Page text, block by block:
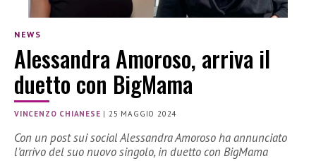
NEWS
Alessandra Amoroso, arriva il
duetto con BigMama
VINCENZO CHIANESE |25 MAGGIO 2024
Con un post sui social Alessandra Amoroso ha annunciato
l’arrivo del suo nuovo singolo, in duetto con BigMama